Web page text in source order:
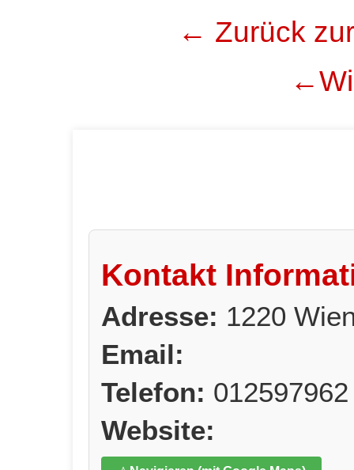
← Zurück
Kontakt
Adresse: 1220
Email:
Telefon: 012597962
Website: